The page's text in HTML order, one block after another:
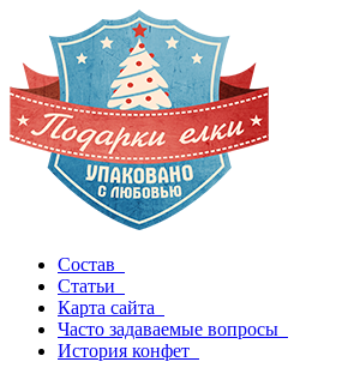
Состав
Статьи
Карта сайта
Часто задаваемые вопросы
История конфет